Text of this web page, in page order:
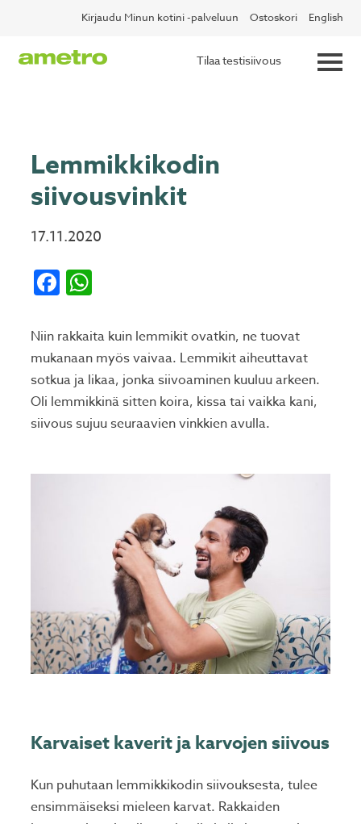
content
Kirjaudu Minun kotini -palveluun Ostoskori English
Tilaa testisiivous
Kotitalousvähennys nyt 60 % Lue lisää ✖
Lemmikkikodin
siivousvinkit
17.11.2020
Facebook
Niin rakkaita kuin lemmikit ovatkin, ne tuovat
mukanaan myös vaivaa. Lemmikit aiheuttavat
sotkua ja likaa, jonka siivoaminen kuuluu arkeen.
Oli lemmikkinä sitten koira, kissa tai vaikka kani,
siivous sujuu seuraavien vinkkien avulla.
Karvaiset kaverit ja karvojen siivous
Kun puhutaan lemmikkikodin siivouksesta, tulee
ensimmäiseksi mieleen karvat. Rakkaiden